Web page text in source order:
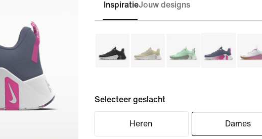
InspiratieJouw designs
Selecteer geslacht
Heren Dames